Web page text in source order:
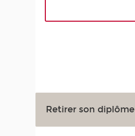
Retirer son diplôme